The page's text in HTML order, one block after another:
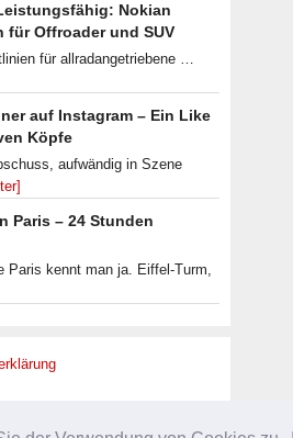
Nokian
für Offroader und SUV
für allradangetriebene …
auf Instagram – Ein Like
Köpfe
aufwändig in Szene
Paris – 24 Stunden
Paris kennt man ja. Eiffel-Turm,